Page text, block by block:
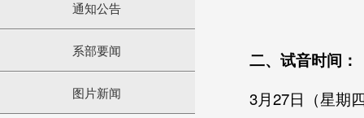
通知公告
系部要闻
图片新闻
二、试音时间：
3月27日（星期